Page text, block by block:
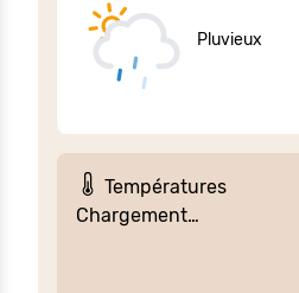
Pluvieux
Températures
Chargement…